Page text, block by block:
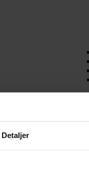
Detaljer